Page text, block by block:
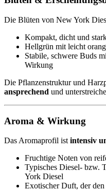
Die Blüten von New York
Kompakt, dicht und
Hellgrün mit leicht
Stabile, schwere Buds
Wirkung
Die Pflanzenstruktur und
ansprechend und
Aroma & Wirkung
Das Aromaprofil ist intensiv
Fruchtige Noten von
Typisches Diesel- bzw.
York Diesel
Exotischer Duft, der